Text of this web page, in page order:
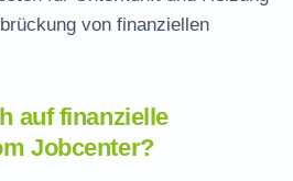
von finanziellen
auf finanzielle
Jobcenter?